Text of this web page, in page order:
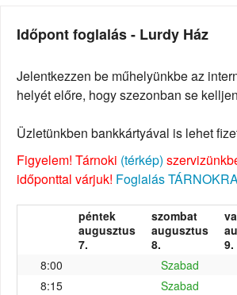
Időpont foglalás - Lurdy Ház
Jelentkezzen be műhelyünkbe az
helyét előre, hogy szezonban se
Üzletünkben bankkártyával is lehet
Figyelem! Tárnoki (térkép)
időponttal várjuk! Foglalás
péntek
augusztus
7.
szombat
augusztus
8.
9.
8:00
Szabad
8:15
Szabad